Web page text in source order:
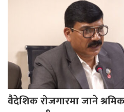
वैदेशिक रोजगारमा जाने